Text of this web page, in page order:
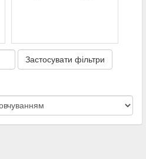
Застосувати фільтри